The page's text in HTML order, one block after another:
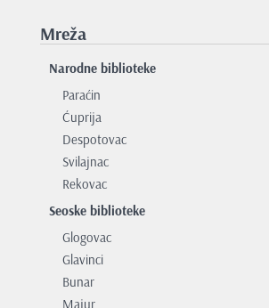
Mreža
Narodne biblioteke
Paraćin
Ćuprija
Despotovac
Svilajnac
Rekovac
Seoske biblioteke
Glogovac
Glavinci
Bunar
Majur